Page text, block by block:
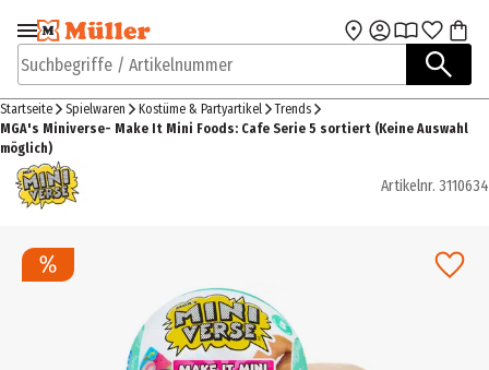
Zur Navigation
springen
Zum Hauptinhalt
Suchbegriffe / Artikelnummer
Startseite Spielwaren Kostüme & Partyartikel
Trends
MGA's Miniverse- Make It Mini Foods: Cafe Serie 5 sortiert (Keine Auswahl
möglich)
Artikelnr. 3110634